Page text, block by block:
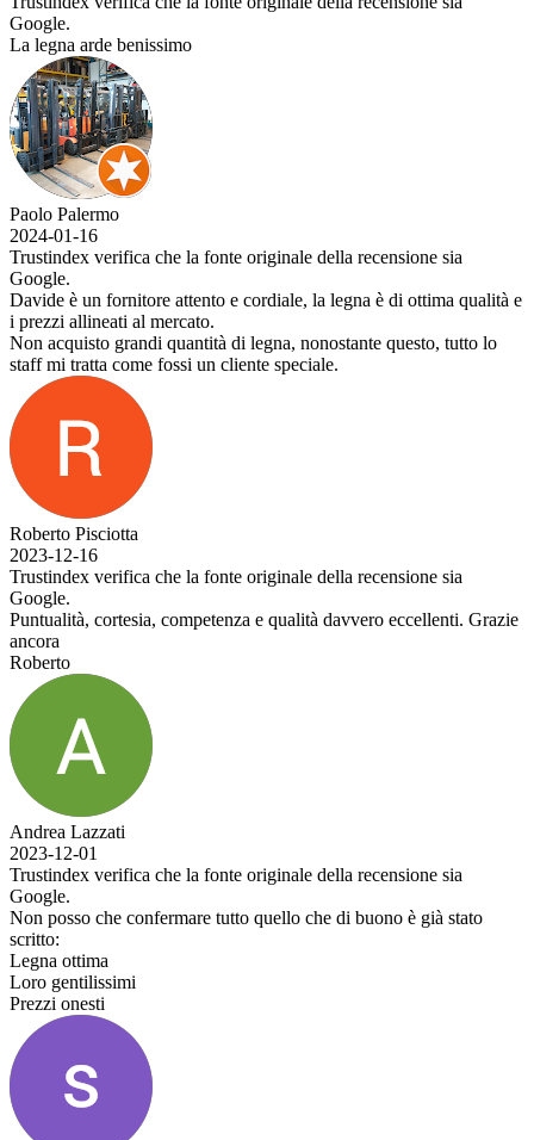
Google.
La legna arde benissimo
Paolo Palermo
2024-01-16
Trustindex verifica che la fonte originale della recensione sia
Google.
Davide è un fornitore attento e cordiale, la legna è di ottima qualità e
i prezzi allineati al mercato.
Non acquisto grandi quantità di legna, nonostante questo, tutto lo
staff mi tratta come fossi un cliente speciale.
Roberto Pisciotta
2023-12-16
Trustindex verifica che la fonte originale della recensione sia
Google.
Puntualità, cortesia, competenza e qualità davvero eccellenti. Grazie
ancora
Roberto
Andrea Lazzati
2023-12-01
Trustindex verifica che la fonte originale della recensione sia
Google.
Non posso che confermare tutto quello che di buono è già stato
scritto:
Legna ottima
Loro gentilissimi
Prezzi onesti